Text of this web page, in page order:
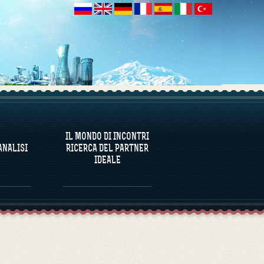
IL MONDO DI INCONTRI
RICERCA DEL PARTNER
IDEALE